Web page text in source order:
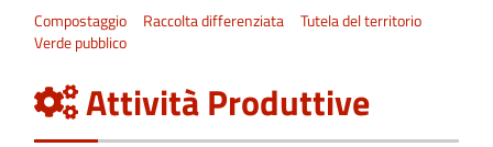
Compostaggio Raccolta differenziata
Tutela del territorio
Verde pubblico
Attività Produttive